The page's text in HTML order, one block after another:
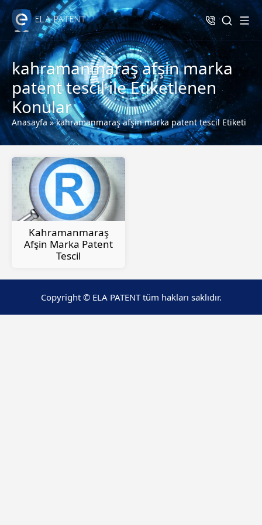
kahramanmaraş afşin marka
patent tescil ile Etiketlenen
Konular
Anasayfa»kahramanmaraş afşin marka patent tescil Etiketi
Kahramanmaraş
Afşin Marka Patent
Tescil
Copyright © ELA PATENT tüm hakları saklıdır.